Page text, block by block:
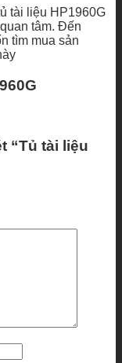
tài liệu HP1960G
tâm. Đến
tìm mua sản
“Tủ tài liệu